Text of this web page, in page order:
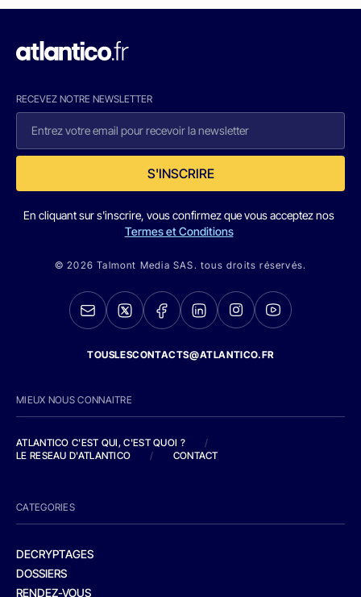
RECEVEZ NOTRE NEWSLETTER
S'INSCRIRE
En cliquant sur s'inscrire, vous confirmez que vous acceptez nos
Termes et Conditions
© 2026 Talmont Media SAS. tous droits réservés.
TOUSLESCONTACTS@ATLANTICO.FR
MIEUX NOUS CONNAITRE
ATLANTICO C'EST QUI, C'EST QUOI ?
/
LE RESEAU D'ATLANTICO
/ CONTACT
CATEGORIES
DECRYPTAGES
DOSSIERS
RENDEZ-VOUS